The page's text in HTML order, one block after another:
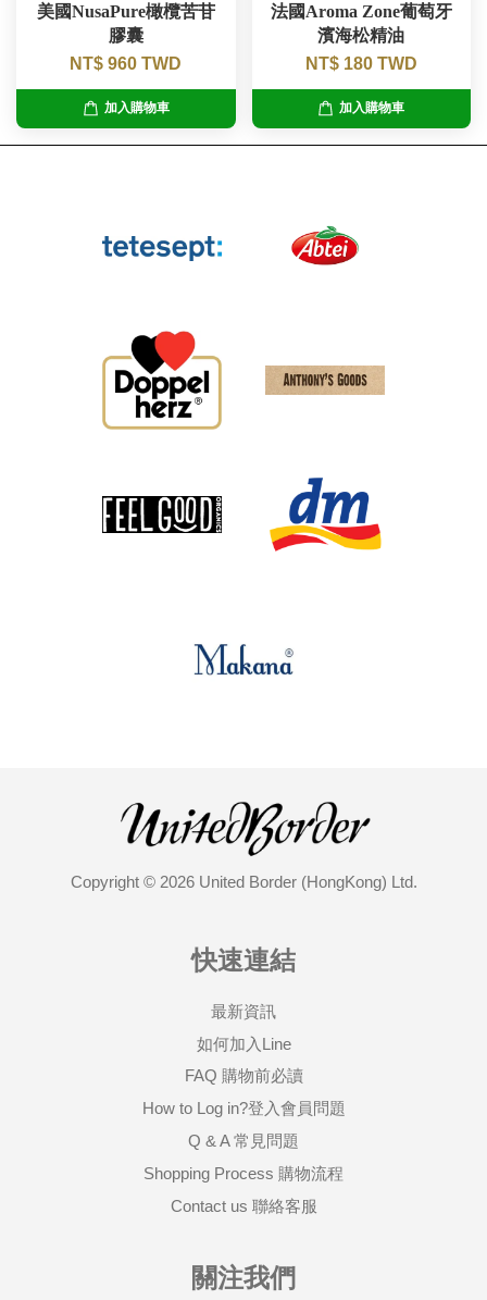
美國NusaPure橄欖苦苷
膠囊
NT$ 960 TWD
加入購物車
法國Aroma Zone葡萄牙
濱海松精油
NT$ 180 TWD
加入購物車
Copyright © 2026 United Border (HongKong) Ltd.
快速連結
最新資訊
如何加入Line
FAQ 購物前必讀
How to Log in?登入會員問題
Q & A 常見問題
Shopping Process 購物流程
Contact us 聯絡客服
關注我們